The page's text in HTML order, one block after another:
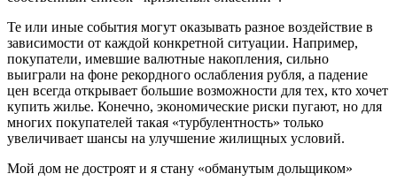
Те или иные события могут оказывать разное воздействие в
зависимости от каждой конкретной ситуации. Например,
покупатели, имевшие валютные накопления, сильно
выиграли на фоне рекордного ослабления рубля, а падение
цен всегда открывает большие возможности для тех, кто хочет
купить жилье. Конечно, экономические риски пугают, но для
многих покупателей такая «турбулентность» только
увеличивает шансы на улучшение жилищных условий.
Мой дом не достроят и я стану «обманутым дольщиком»